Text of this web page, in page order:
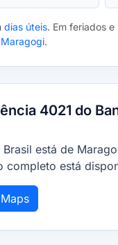
dias úteis. Em feriados
.
4021 do
está de
completo está